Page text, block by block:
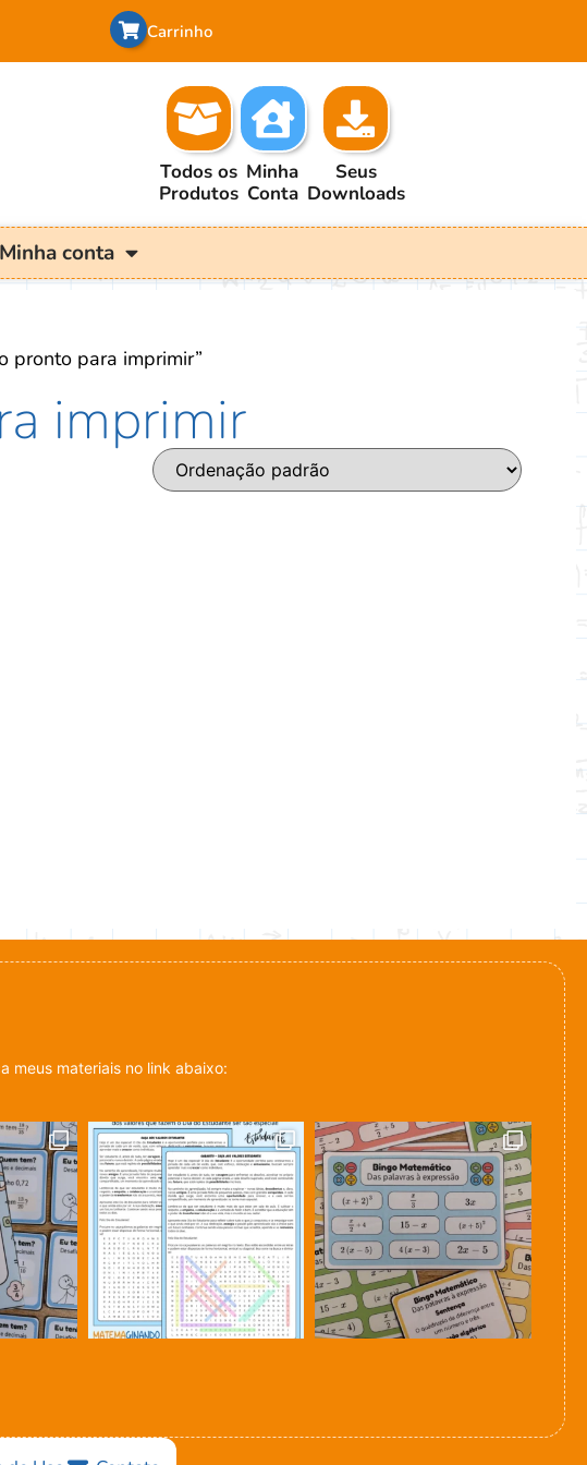
Carrinho
Todos os
Produtos
Minha
Conta
Seus
Downloads
Minha conta
pronto para imprimir”
imprimir
meus materiais no link abaixo: